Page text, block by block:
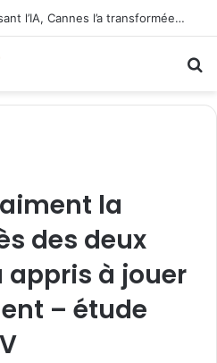
IA au cinéma : en interdisant l’IA, Cannes l’a transformée en label de luxe
la
des deux
appris à jouer
– étude